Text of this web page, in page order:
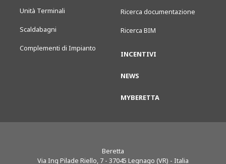
Unità Terminali
Scaldabagni
Complementi di Impianto
Ricerca documentazione
Ricerca BIM
INCENTIVI
NEWS
MYBERETTA
Beretta
Via Ing Pilade Riello, 7 - 37045 Legnago (VR) - Italia